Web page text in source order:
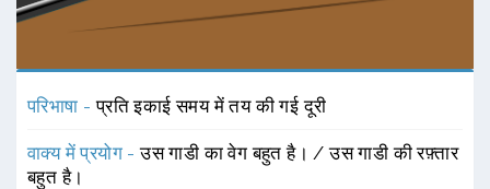
परिभाषा -प्रति इकाई समय में तय की गई दूरी
वाक्य में प्रयोग -उस गाडी का वेग बहुत है। / उस गाडी की रफ़्तार
बहुत है।